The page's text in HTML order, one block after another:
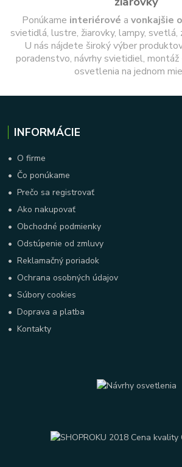
Ponúkame interiérové a vonkajšie
svietidlá, lustre, žiarovky, lampy, svetlá,
U nás nájdete široký výber
poradenstvo, návrhy svietidiel,
osvetlenia na jednom
INFORMÁCIE
• O firme
• Čo ponúkame
•Prečo sa registrovať
•Ako nakupovať
• Obchodné podmienky
• Odstúpenie od zmluvy
•Reklamačný poriadok
• Ochrana osobných údajov
•Súbory cookies
•Doprava a platba
•Kontakty